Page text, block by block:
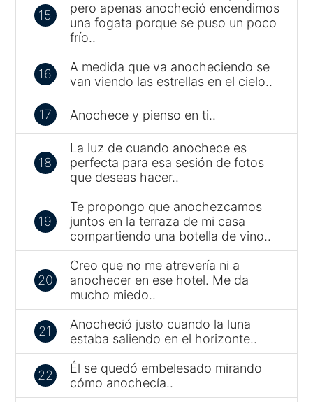
15
pero apenas anocheció encendimos
una fogata porque se puso un poco
frío..
16
A medida que va anocheciendo se
van viendo las estrellas en el cielo..
17 Anochece y pienso en ti..
18
La luz de cuando anochece es
perfecta para esa sesión de fotos
que deseas hacer..
19
Te propongo que anochezcamos
juntos en la terraza de mi casa
compartiendo una botella de vino..
20
Creo que no me atrevería ni a
anochecer en ese hotel. Me da
mucho miedo..
21
Anocheció justo cuando la luna
estaba saliendo en el horizonte..
22
Él se quedó embelesado mirando
cómo anochecía..